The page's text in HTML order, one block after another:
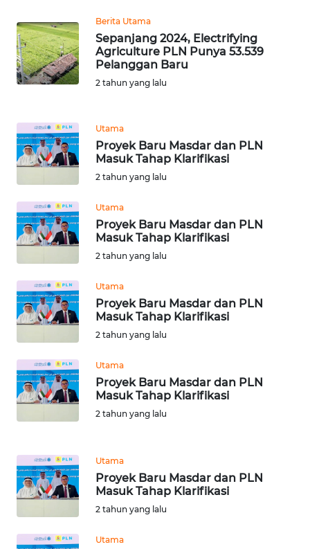
Berita Utama
Sepanjang 2024, Electrifying
Agriculture PLN Punya 53.539
Pelanggan Baru
2 tahun yang lalu
Utama
Proyek Baru Masdar dan PLN
Masuk Tahap Klarifikasi
2 tahun yang lalu
Utama
Proyek Baru Masdar dan PLN
Masuk Tahap Klarifikasi
2 tahun yang lalu
Utama
Proyek Baru Masdar dan PLN
Masuk Tahap Klarifikasi
2 tahun yang lalu
Utama
Proyek Baru Masdar dan PLN
Masuk Tahap Klarifikasi
2 tahun yang lalu
Utama
Proyek Baru Masdar dan PLN
Masuk Tahap Klarifikasi
2 tahun yang lalu
Utama
KARO
WN
SIMALUNGUN
WN
LABUHANBATU
TAPANULI
TENGAH
WN DELI
WN
TEBING
TINGGI
PAKPAK
WN
KARAWANG
WN
BEKASI